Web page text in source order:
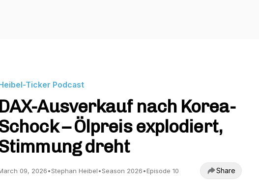
Ticker Podcast
DAX-Ausverkauf nach Korea-
– Ölpreis explodiert,
dreht
09, 2026•Stephan Heibel•Season 2026•Episode 10 Share